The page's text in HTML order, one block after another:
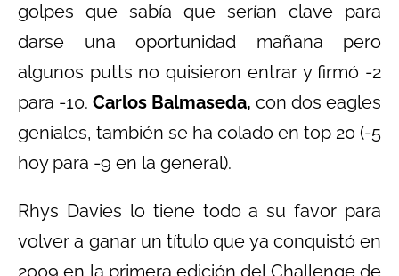
golpes que sabía que serían clave para
darse una oportunidad mañana pero
algunos putts no quisieron entrar y firmó -2
para -10. Carlos Balmaseda, con dos eagles
geniales, también se ha colado en top 20 (-5
hoy para -9 en la general).
Rhys Davies lo tiene todo a su favor para
volver a ganar un título que ya conquistó en